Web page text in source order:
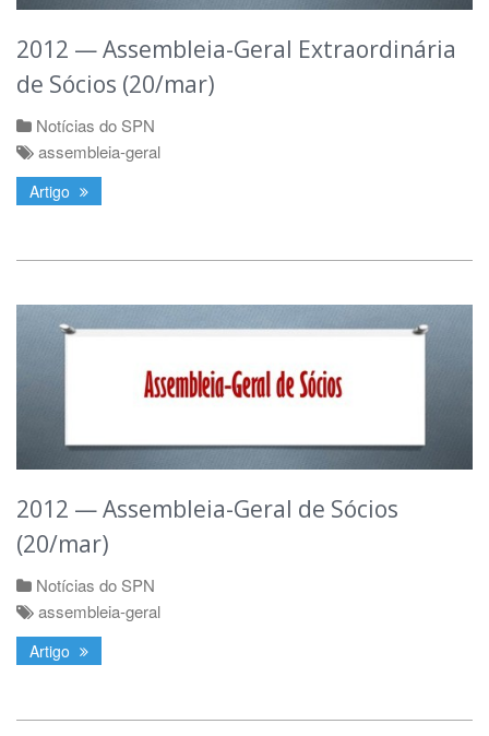
2012 — Assembleia-Geral Extraordinária
de Sócios (20/mar)
Notícias do SPN
assembleia-geral
Artigo
2012 — Assembleia-Geral de Sócios
(20/mar)
Notícias do SPN
assembleia-geral
Artigo